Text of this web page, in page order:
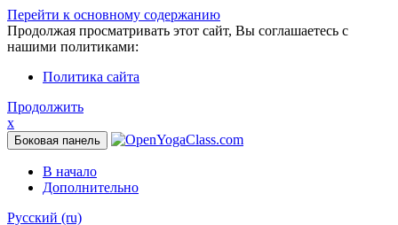
Перейти к основному содержанию
Продолжая просматривать этот сайт, Вы соглашаетесь с
нашими политиками:
Политика сайта
Продолжить
x
Боковая панель
В начало
Дополнительно
Русский ‎(ru)‎